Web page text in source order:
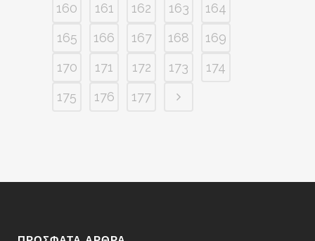
160
161 162 163
164
165
166 167 168
169
170
171 172 173
174
175
176 177